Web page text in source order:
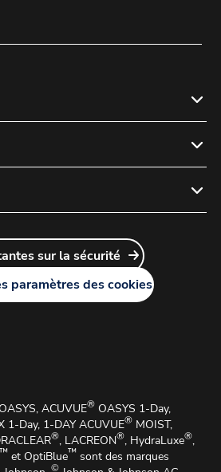
un compte chez nous
de contact ACUVUE
lentilles de contact
de cookies
sur la sécurité
sur la sécurité
paramètres des cookies
OASYS, ACUVUE® OASYS 1-Day,
1-Day, 1-DAY ACUVUE® MOIST,
®, LACREON®, HydraLuxe®,
™ et OptiBlue™ sont des marques
©